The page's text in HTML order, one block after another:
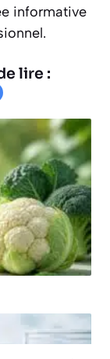
informative
lire :